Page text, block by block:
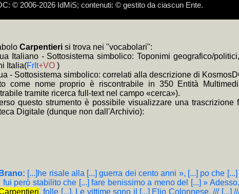
© 2006-2026 IdMiS; contenuti: © gestito da ciascun Ente.
testuali terminano in asis, asis-, acsis, rsis, ssis
Carpentieri si trova nei "vocabolari":
Italiano - Sottosistema simbolico: Toponimi geografico/
Italia(FrIt+VO )
- Sottosistema simbolico: correlati alla descrizione di
come nome proprio è riscontrabile in 350 Entità
tramite ricerca full-text nel campo «cerca»).
questo strumento è possibile visualizzare una
Digitale (dunque non dall'Archivio):
Brano: [...]he risale alla [...] guerra dei cento anni », [...] po che
fui però stabilito che [...] fare benissimo a meno del [...] »
, folle [...]. Le vittime sono il [...] Elio Colonnese. /// [...]